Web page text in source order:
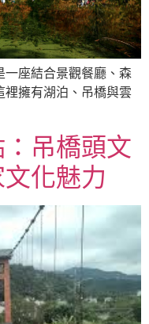
一座結合景觀餐廳、森
裡擁有湖泊、吊橋與雲
吊橋頭文
化魅力